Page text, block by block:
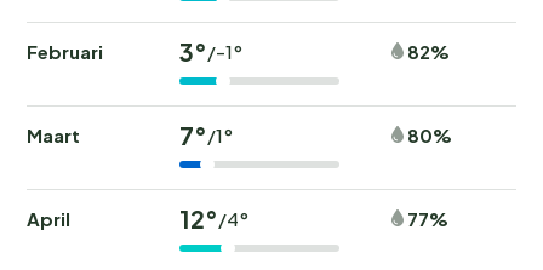
Februari 3°/-1° 82%
Maart 7°/1° 80%
April 12°/4° 77%